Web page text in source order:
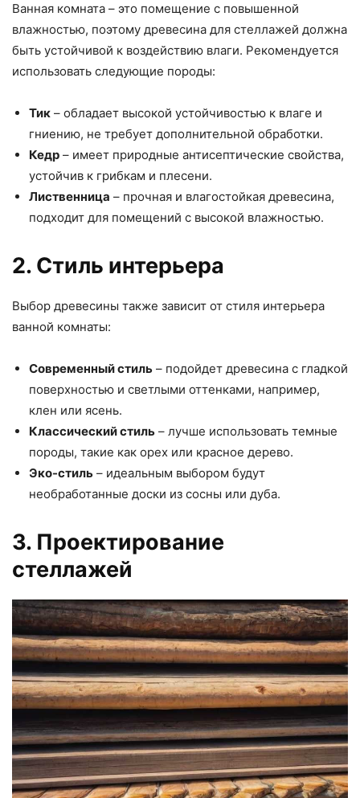
Ванная комната – это помещение с повышенной
влажностью, поэтому древесина для стеллажей должна
быть устойчивой к воздействию влаги. Рекомендуется
использовать следующие породы:
Тик – обладает высокой устойчивостью к влаге и
гниению, не требует дополнительной обработки.
Кедр – имеет природные антисептические свойства,
устойчив к грибкам и плесени.
Лиственница – прочная и влагостойкая древесина,
подходит для помещений с высокой влажностью.
2. Стиль интерьера
Выбор древесины также зависит от стиля интерьера
ванной комнаты:
Современный стиль – подойдет древесина с гладкой
поверхностью и светлыми оттенками, например,
клен или ясень.
Классический стиль – лучше использовать темные
породы, такие как орех или красное дерево.
Эко-стиль – идеальным выбором будут
необработанные доски из сосны или дуба.
3. Проектирование
стеллажей